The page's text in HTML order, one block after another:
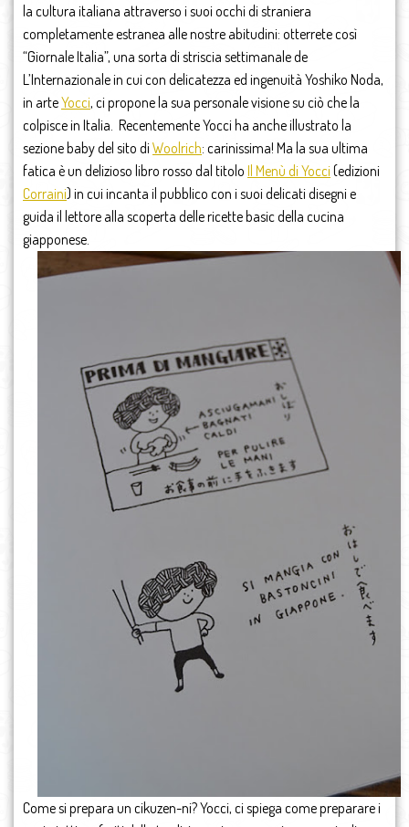
la cultura italiana attraverso i suoi occhi di straniera
completamente estranea alle nostre abitudini: otterrete così
“Giornale Italia”, una sorta di striscia settimanale de
L’Internazionale in cui con delicatezza ed ingenuità Yoshiko Noda,
in arteYocci, ci propone la sua personale visione su ciò che la
colpisce in Italia. Recentemente Yocci ha anche illustrato la
sezione baby del sito di Woolrich: carinissima! Ma la sua ultima
fatica è un delizioso libro rosso dal titolo Il Menù di Yocci (edizioni
Corraini) in cui incanta il pubblico con i suoi delicati disegni e
guida il lettore alla scoperta delle ricette basic della cucina
giapponese.
Come si prepara un cikuzen-ni? Yocci, ci spiega come preparare i